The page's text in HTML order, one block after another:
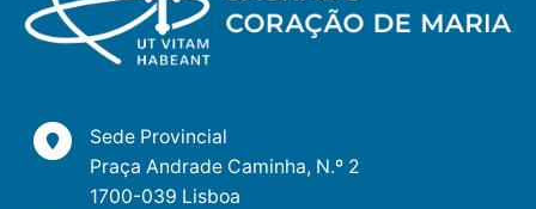
Sede Provincial
Praça Andrade Caminha, N.º 2
1700-039 Lisboa